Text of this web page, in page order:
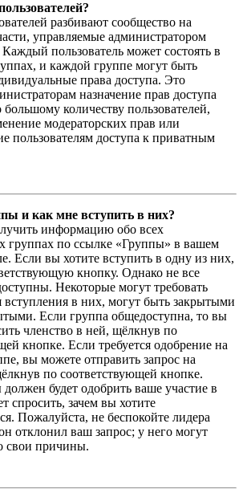
разбивают сообщество на
управляемые администратором
пользователь может состоять в
и каждой группе могут быть
права доступа. Это
назначение прав доступа
количеству пользователей,
модераторских прав или
пользователям доступа к приватным
и как мне вступить в них?
информацию обо всех
группах по ссылке «Группы» в вашем
Если вы хотите вступить в одну из них,
кнопку. Однако не все
Некоторые могут требовать
вступления в них, могут быть закрытыми
Если группа общедоступна, то вы
членство в ней, щёлкнув по
кнопке. Если требуется одобрение на
вы можете отправить запрос на
по соответствующей кнопке.
будет одобрить ваше участие в
спросить, зачем вы хотите
Пожалуйста, не беспокойте лидера
отклонил ваш запрос; у него могут
свои причины.